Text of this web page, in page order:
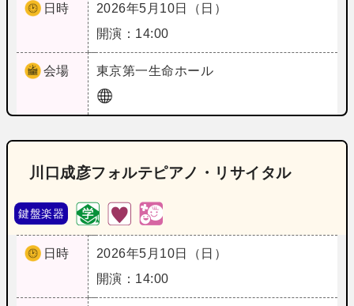
日時
2026年5月10日（日）
開演：14:00
会場 東京第一生命ホール
川口成彦フォルテピアノ・リサイタル
鍵盤楽器
日時
2026年5月10日（日）
開演：14:00